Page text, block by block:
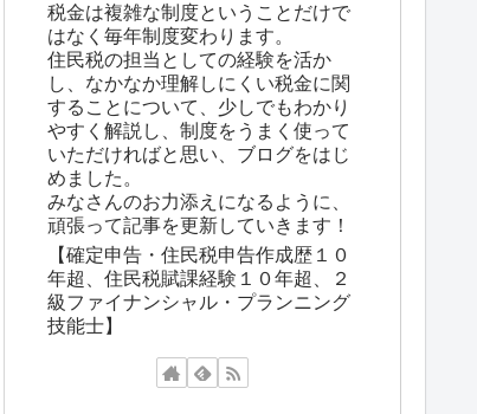
税金は複雑な制度ということだけで
はなく毎年制度変わります。
住民税の担当としての経験を活か
し、なかなか理解しにくい税金に関
することについて、少しでもわかり
やすく解説し、制度をうまく使って
いただければと思い、ブログをはじ
めました。
みなさんのお力添えになるように、
頑張って記事を更新していきます！
【確定申告・住民税申告作成歴１０
年超、住民税賦課経験１０年超、２
級ファイナンシャル・プランニング
技能士】